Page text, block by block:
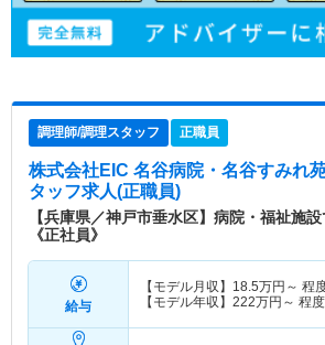
調理師/調理スタッフ 正職員
株式会社EIC 名谷病院・名谷すみれ
タッフ求人(正職員)
【兵庫県／神戸市垂水区】病院・福祉施
《正社員》
給与
【モデル月収】 18.5万円～ 程
【モデル年収】 222万円～ 程